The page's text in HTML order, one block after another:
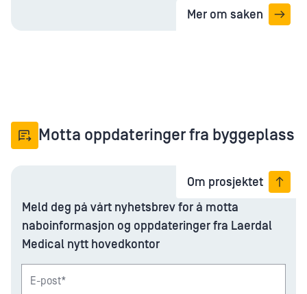
Mer om saken
Motta oppdateringer fra byggeplass
Om prosjektet
Meld deg på vårt nyhetsbrev for å motta
naboinformasjon og oppdateringer fra Laerdal
Medical nytt hovedkontor
E-post*